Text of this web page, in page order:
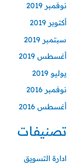
نوفمبر 2019
أكتوبر 2019
سبتمبر 2019
أغسطس 2019
يوليو 2019
نوفمبر 2016
أغسطس 2016
تصنيفات
ادارة التسويق